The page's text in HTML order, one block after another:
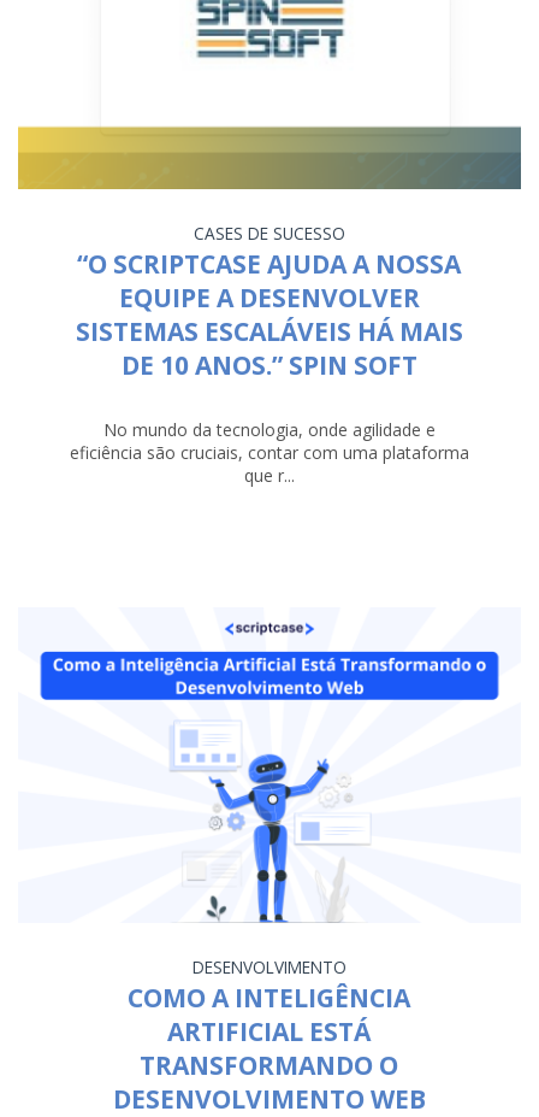
CASES DE SUCESSO
“O SCRIPTCASE AJUDA A NOSSA
EQUIPE A DESENVOLVER
SISTEMAS ESCALÁVEIS HÁ MAIS
DE 10 ANOS.” SPIN SOFT
No mundo da tecnologia, onde agilidade e
eficiência são cruciais, contar com uma plataforma
que r...
DESENVOLVIMENTO
COMO A INTELIGÊNCIA
ARTIFICIAL ESTÁ
TRANSFORMANDO O
DESENVOLVIMENTO WEB